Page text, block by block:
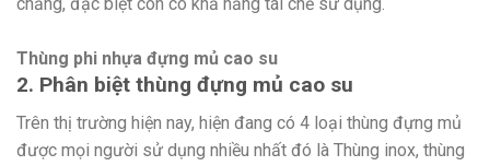
chăng, đặc biệt còn có khả năng tái chế sử dụng.
Thùng phi nhựa đựng mủ cao su
2. Phân biệt thùng đựng mủ cao su
Trên thị trường hiện nay, hiện đang có 4 loại thùng đựng mủ
được mọi người sử dụng nhiều nhất đó là Thùng inox, thùng